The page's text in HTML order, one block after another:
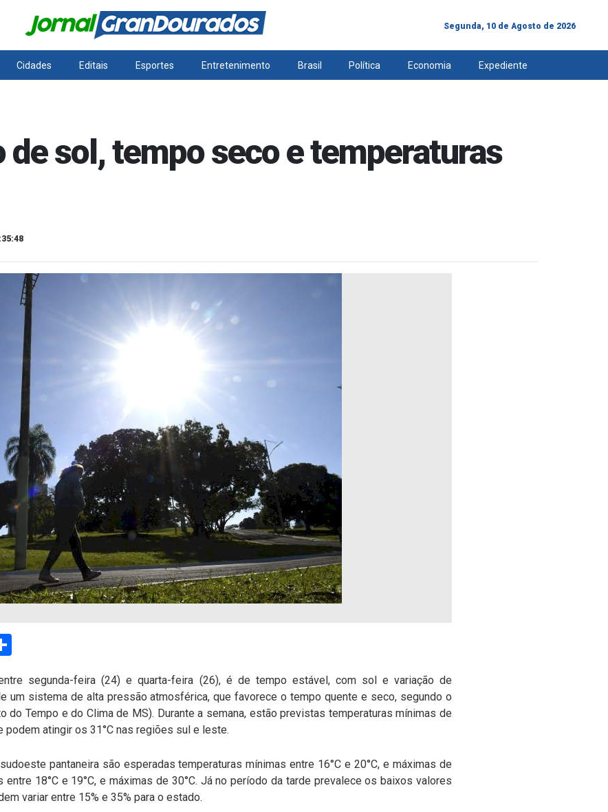
Segunda, 10 de Agosto de 2026
Cidades Editais Esportes Entretenimento Brasil Política Economia Expediente
sol, tempo seco e temperaturas
segunda-feira (24) e quarta-feira (26), é de tempo estável, com sol e variação de
um sistema de alta pressão atmosférica, que favorece o tempo quente e seco, segundo o
do Tempo e do Clima de MS). Durante a semana, estão previstas temperaturas mínimas de
podem atingir os 31°C nas regiões sul e leste.
pantaneira são esperadas temperaturas mínimas entre 16°C e 20°C, e máximas de
entre 18°C e 19°C, e máximas de 30°C. Já no período da tarde prevalece os baixos valores
variar entre 15% e 35% para o estado.